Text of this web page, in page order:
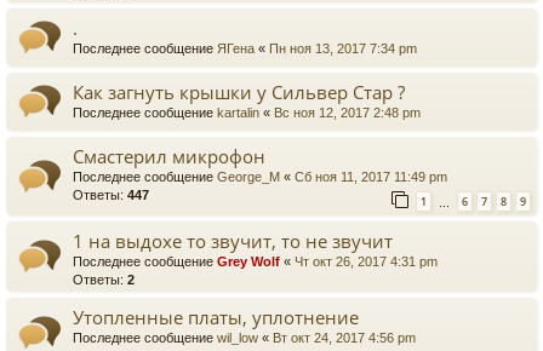
.
Последнее сообщение ЯГена « Пн ноя 13, 2017 7:34 pm
Как загнуть крышки у Сильвер Стар ?
Последнее сообщение kartalin « Вс ноя 12, 2017 2:48 pm
Смастерил микрофон
Последнее сообщение George_M « Сб ноя 11, 2017 11:49 pm
Ответы: 447 1 6 7 8 9
1 на выдохе то звучит, то не звучит
Последнее сообщение Grey Wolf « Чт окт 26, 2017 4:31 pm
Ответы: 2
Утопленные платы, уплотнение
Последнее сообщение wil_low « Вт окт 24, 2017 4:56 pm